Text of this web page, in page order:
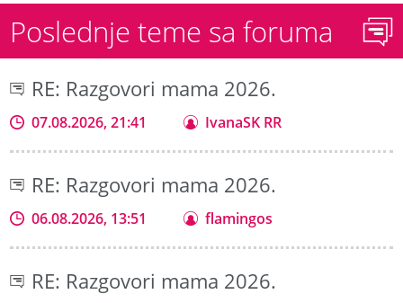
Poslednje teme sa foruma
RE: Razgovori mama 2026.
07.08.2026, 21:41 IvanaSK RR
RE: Razgovori mama 2026.
06.08.2026, 13:51 flamingos
RE: Razgovori mama 2026.